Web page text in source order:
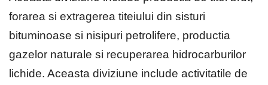
forarea si extragerea titeiului din sisturi
bituminoase si nisipuri petrolifere, productia
gazelor naturale si recuperarea hidrocarburilor
lichide. Aceasta diviziune include activitatile de